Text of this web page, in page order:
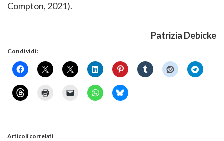
Compton, 2021).
Patrizia Debicke
Condividi:
Articoli correlati